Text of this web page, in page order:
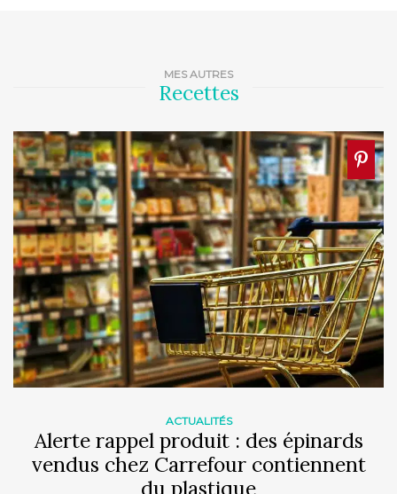
MES AUTRES
Recettes
ACTUALITÉS
Alerte rappel produit : des épinards
vendus chez Carrefour contiennent
du plastique